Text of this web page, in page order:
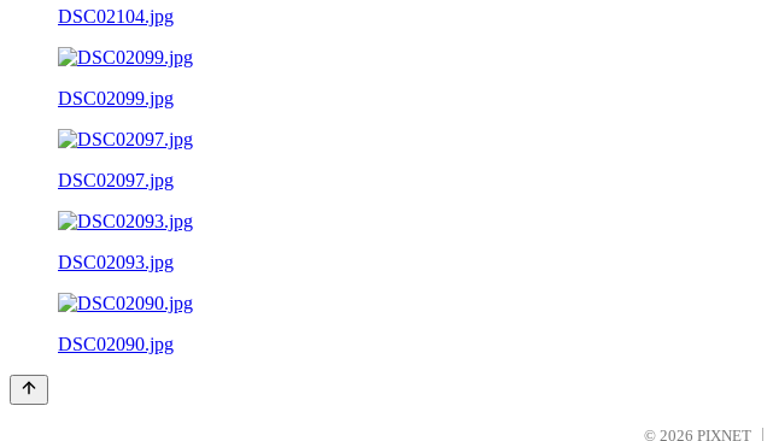
DSC02104.jpg
DSC02099.jpg
DSC02097.jpg
DSC02093.jpg
DSC02090.jpg
© 2026 PIXNET